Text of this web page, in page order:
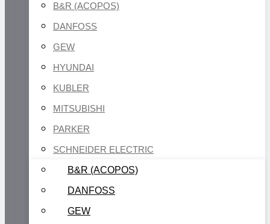
B&R (ACOPOS)
DANFOSS
GEW
HYUNDAI
KUBLER
MITSUBISHI
PARKER
SCHNEIDER ELECTRIC
B&R (ACOPOS)
DANFOSS
GEW